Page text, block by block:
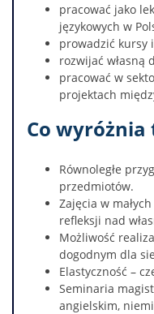
pracować jako
językowych w
prowadzić kursy
rozwijać własną
pracować w
projektach
Co
Równoległe
przedmiotów.
Zajęcia w
refleksji nad
Możliwość
dogodnym dla
Elastyczność –
Seminaria
angielskim,